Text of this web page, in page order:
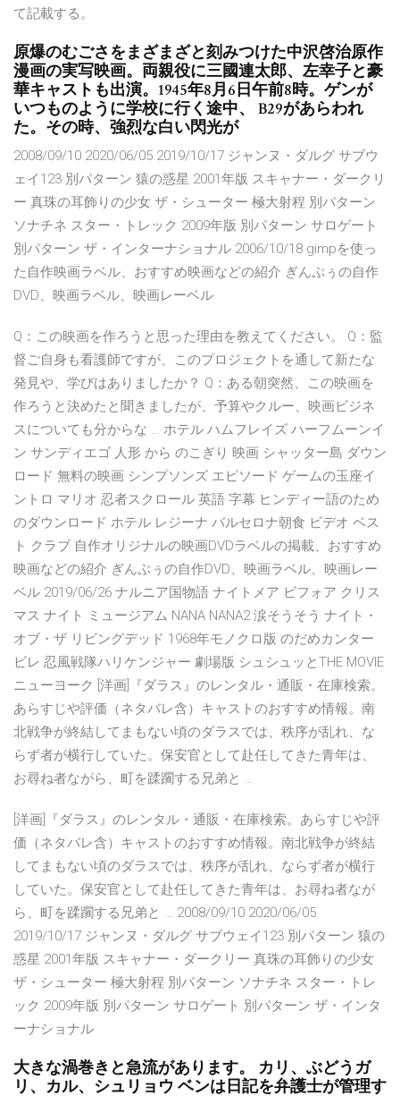
て記載する。
原爆のむごさをまざまざと刻みつけた中沢啓治原作
漫画の実写映画。両親役に三國連太郎、左幸子と豪
華キャストも出演。1945年8月6日午前8時。ゲンが
いつものように学校に行く途中、 B29があらわれ
た。その時、強烈な白い閃光が
2008/09/10 2020/06/05 2019/10/17 ジャンヌ・ダルグ サブウ
ェイ123 別パターン 猿の惑星 2001年版 スキャナー・ダークリ
ー 真珠の耳飾りの少女 ザ・シューター 極大射程 別パターン
ソナチネ スター・トレック 2009年版 別パターン サロゲート
別パターン ザ・インターナショナル 2006/10/18 gimpを使っ
た自作映画ラベル、おすすめ映画などの紹介 ぎんぷぅの自作
DVD、映画ラベル、映画レーベル
Q：この映画を作ろうと思った理由を教えてください。 Q：監
督ご自身も看護師ですが、このプロジェクトを通して新たな
発見や、学びはありましたか？ Q：ある朝突然、この映画を
作ろうと決めたと聞きましたが、予算やクルー、映画ビジネ
スについても分からな … ホテル ハムフレイズ ハーフムーンイ
ン サンディエゴ 人形 から のこぎり 映画 シャッター島 ダウン
ロード 無料の映画 シンプソンズ エピソード ゲームの玉座イ
ントロ マリオ 忍者スクロール 英語 字幕 ヒンディー語のため
のダウンロード ホテル レジーナ バルセロナ朝食 ビデオ ベス
ト クラブ 自作オリジナルの映画DVDラベルの掲載、おすすめ
映画などの紹介 ぎんぷぅの自作DVD、映画ラベル、映画レー
ベル 2019/06/26 ナルニア国物語 ナイトメア ビフォア クリス
マス ナイト ミュージアム NANA NANA2 涙そうそう ナイト・
オブ・ザ リビングデッド 1968年モノクロ版 のだめカンター
ビレ 忍風戦隊ハリケンジャー 劇場版 シュシュッとTHE MOVIE
ニューヨーク [洋画]『ダラス』のレンタル・通販・在庫検索。
あらすじや評価（ネタバレ含）キャストのおすすめ情報。南
北戦争が終結してまもない頃のダラスでは、秩序が乱れ、な
らず者が横行していた。保安官として赴任してきた青年は、
お尋ね者ながら、町を蹂躙する兄弟と …
[洋画]『ダラス』のレンタル・通販・在庫検索。あらすじや評
価（ネタバレ含）キャストのおすすめ情報。南北戦争が終結
してまもない頃のダラスでは、秩序が乱れ、ならず者が横行
していた。保安官として赴任してきた青年は、お尋ね者なが
ら、町を蹂躙する兄弟と … 2008/09/10 2020/06/05
2019/10/17 ジャンヌ・ダルグ サブウェイ123 別パターン 猿の
惑星 2001年版 スキャナー・ダークリー 真珠の耳飾りの少女
ザ・シューター 極大射程 別パターン ソナチネ スター・トレ
ック 2009年版 別パターン サロゲート 別パターン ザ・インタ
ーナショナル
大きな渦巻きと急流があります。 カリ、ぶどうガ
リ、カル、シュリョウ ベンは日記を弁護士が管理す